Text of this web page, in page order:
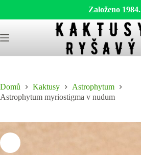
Založeno 1984.
to
content
Domů Kaktusy
Astrophytum
Astrophytum myriostigma v nudum